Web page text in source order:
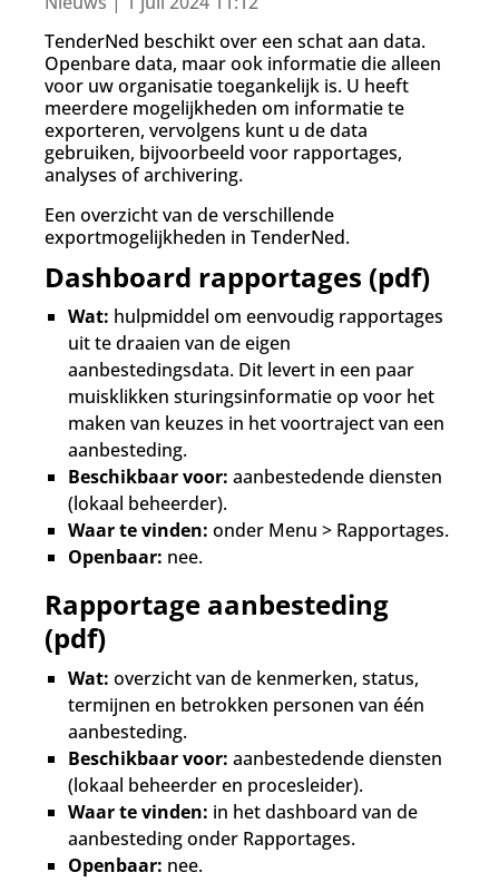
TenderNed beschikt over een schat aan data.
Openbare data, maar ook informatie die alleen
voor uw organisatie toegankelijk is. U heeft
meerdere mogelijkheden om informatie te
exporteren, vervolgens kunt u de data
gebruiken, bijvoorbeeld voor rapportages,
analyses of archivering.
Een overzicht van de verschillende
exportmogelijkheden in TenderNed.
Dashboard rapportages (pdf)
Wat: hulpmiddel om eenvoudig rapportages
uit te draaien van de eigen
aanbestedingsdata. Dit levert in een paar
muisklikken sturingsinformatie op voor het
maken van keuzes in het voortraject van een
aanbesteding.
Beschikbaar voor: aanbestedende diensten
(lokaal beheerder).
Waar te vinden: onder Menu > Rapportages.
Openbaar: nee.
Rapportage aanbesteding
(pdf)
Wat: overzicht van de kenmerken, status,
termijnen en betrokken personen van één
aanbesteding.
Beschikbaar voor: aanbestedende diensten
(lokaal beheerder en procesleider).
Waar te vinden: in het dashboard van de
aanbesteding onder Rapportages.
Openbaar: nee.